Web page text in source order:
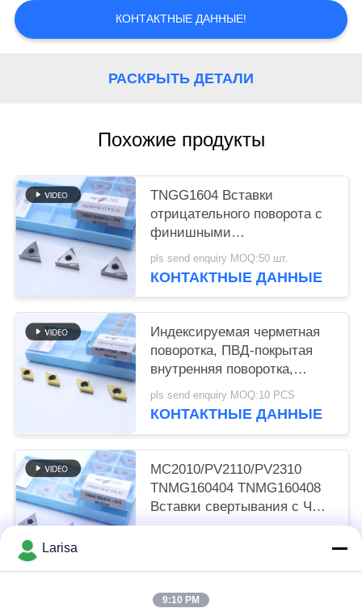
КОНТАКТНЫЕ ДАННЫЕ!
РАСКРЫТЬ ДЕТАЛИ
Похожие продукты
TNGG1604 Вставки
отрицательного поворота с
финишными
шифровальщиками
мощностью 2 Вт и классом
pls send enquiry MOQ:50 шт.
КОНТАКТНЫЕ ДАННЫЕ
Индексируемая черметная
поворотка, ПВД-покрытая
внутренняя поворотка,
финишный шифровальник
DCMT11T302, золотой цвет
pls send enquiry MOQ:10 PCS
КОНТАКТНЫЕ ДАННЫЕ
MC2010/PV2110/PV2310
TNMG160404 TNMG160408
Вставки свертывания с ЧПУ
Серметные вставки
Larisa
9:10 PM